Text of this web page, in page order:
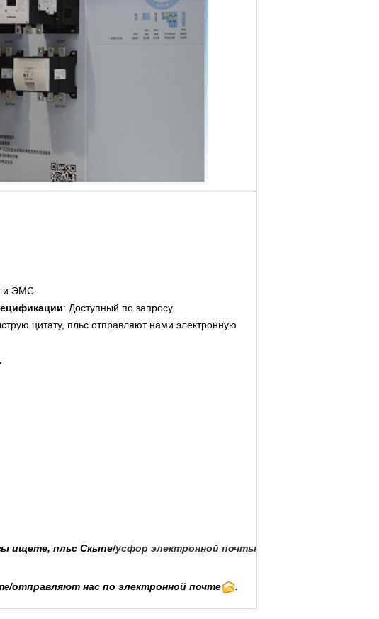
и ЭМС.
: Доступный по запросу.
цитату, пльс отправляют нами электронную
ищете, пльс Скыпе/усфор электронной почты
/отправляют нас по электронной почте .